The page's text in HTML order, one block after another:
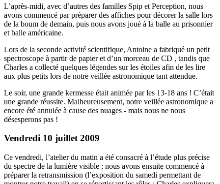
L’après-midi, avec d’autres des familles Spip et Perception, nous
avons commencé par préparer des affiches pour décorer la salle lors
de la boum de demain, puis nous avons joué à la balle au prisonnier
et balle américaine.
Lors de la seconde activité scientifique, Antoine a fabriqué un petit
spectroscope à partir de papier et d’un morceau de CD , tandis que
Charles a collecté quelques légendes sur les étoiles afin de les lire
aux plus petits lors de notre veillée astronomique tant attendue.
Le soir, une grande kermesse était animée par les 13-18 ans ! C’était
une grande réussite. Malheureusement, notre veillée astronomique a
encore été annulée à cause des nuages - mais nous ne nous
désesperons pas !
Vendredi 10 juillet 2009
Ce vendredi, l’atelier du matin a été consacré à l’étude plus précise
du spectre de la lumière visible ; nous avons ensuite commencé à
préparer la retransmission (l’exposition du samedi permettant de